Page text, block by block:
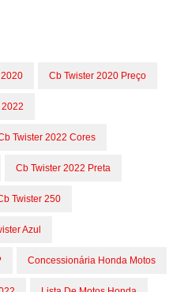
Cb Twister 2020 Preço
2022
Twister 2022 Cores
Cb Twister 2022 Preta
Twister 250
Azul
Concessionária Honda Motos